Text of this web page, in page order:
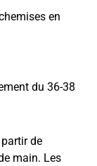
en
du 36-38
de
main. Les